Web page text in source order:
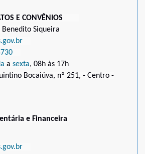
E CONVÊNIOS
Benedito Siqueira
a sexta, 08h às 17h
Bocaiúva, nº 251, - Centro -
e Financeira